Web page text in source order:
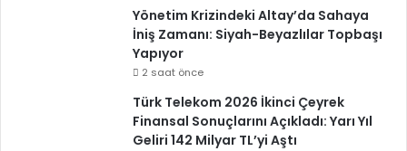
Yönetim Krizindeki Altay’da Sahaya
İniş Zamanı: Siyah-Beyazlılar Topbaşı
Yapıyor
2 saat önce
Türk Telekom 2026 İkinci Çeyrek
Finansal Sonuçlarını Açıkladı: Yarı Yıl
Geliri 142 Milyar TL’yi Aştı